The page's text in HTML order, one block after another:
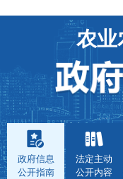
农业
政府信息
公开指南
法定主动
公开内容